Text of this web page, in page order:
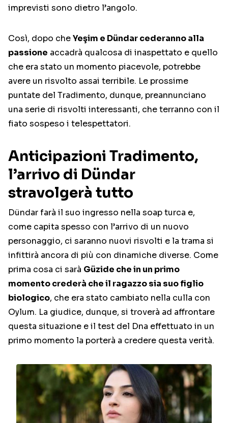
imprevisti sono dietro l’angolo.
Così, dopo cheYeşim e Dündar cederanno alla
passione accadrà qualcosa di inaspettato e quello
che era stato un momento piacevole, potrebbe
avere un risvolto assai terribile. Le prossime
puntate del Tradimento, dunque, preannunciano
una serie di risvolti interessanti, che terranno con il
fiato sospeso i telespettatori.
Anticipazioni Tradimento,
l’arrivo di Dündar
stravolgerà tutto
Dündar farà il suo ingresso nella soap turca e,
come capita spesso con l’arrivo di un nuovo
personaggio, ci saranno nuovi risvolti e la trama si
infittirà ancora di più con dinamiche diverse. Come
prima cosa ci sarà Güzide che in un primo
momento crederà che il ragazzo sia suo figlio
biologico, che era stato cambiato nella culla con
Oylum. La giudice, dunque, si troverà ad affrontare
questa situazione e il test del Dna effettuato in un
primo momento la porterà a credere questa verità.